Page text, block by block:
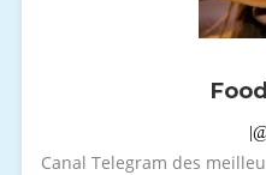
Canal Telegram des